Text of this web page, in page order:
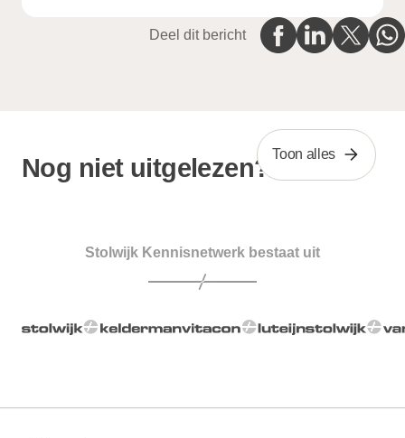
Deel dit bericht
Nog niet uitgelezen? Toon alles
Stolwijk Kennisnetwerk bestaat uit